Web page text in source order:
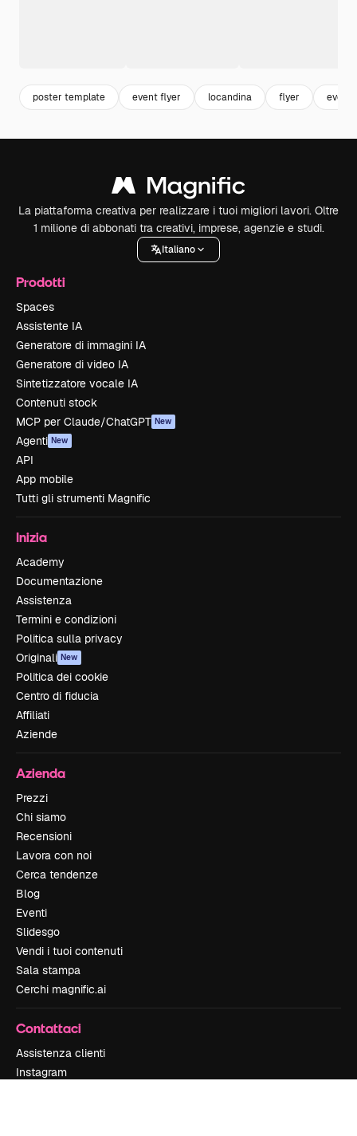
poster template event flyer locandina flyer event
La piattaforma creativa per realizzare i tuoi migliori lavori. Oltre
1 milione di abbonati tra creativi, imprese, agenzie e studi.
Italiano
Prodotti
Spaces
Assistente IA
Generatore di immagini IA
Generatore di video IA
Sintetizzatore vocale IA
Contenuti stock
MCP per Claude/ChatGPT New
Agenti New
API
App mobile
Tutti gli strumenti Magnific
Inizia
Academy
Documentazione
Assistenza
Termini e condizioni
Politica sulla privacy
Originali New
Politica dei cookie
Centro di fiducia
Affiliati
Aziende
Azienda
Prezzi
Chi siamo
Recensioni
Lavora con noi
Cerca tendenze
Blog
Eventi
Slidesgo
Vendi i tuoi contenuti
Sala stampa
Cerchi magnific.ai
Contattaci
Assistenza clienti
Instagram